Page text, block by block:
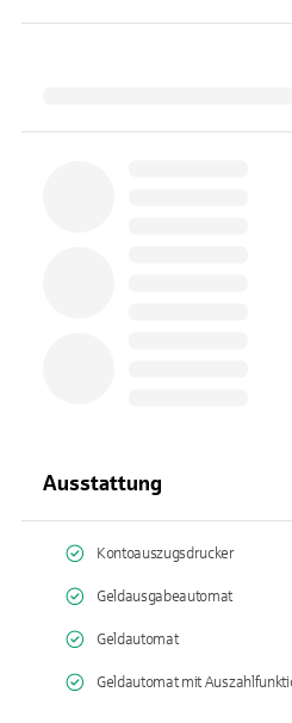
Ausstattung
Kontoauszugsdrucker
Geldausgabeautomat
Geldautomat
Geldautomat mit